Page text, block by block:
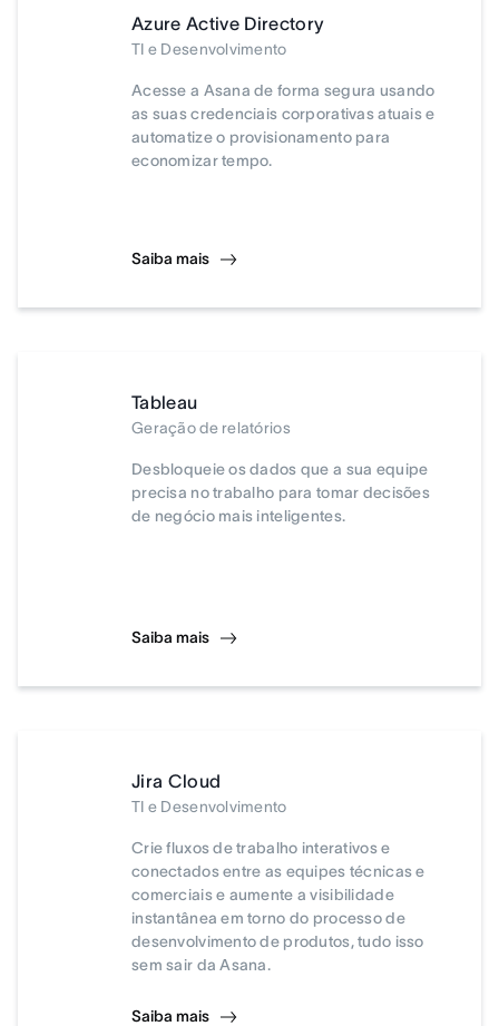
Azure Active Directory
TI e Desenvolvimento
Acesse a Asana de forma segura usando
as suas credenciais corporativas atuais e
automatize o provisionamento para
economizar tempo.
Saiba mais
Tableau
Geração de relatórios
Desbloqueie os dados que a sua equipe
precisa no trabalho para tomar decisões
de negócio mais inteligentes.
Saiba mais
Jira Cloud
TI e Desenvolvimento
Crie fluxos de trabalho interativos e
conectados entre as equipes técnicas e
comerciais e aumente a visibilidade
instantânea em torno do processo de
desenvolvimento de produtos, tudo isso
sem sair da Asana.
Saiba mais